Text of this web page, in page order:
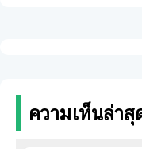
ความเห็นล่า